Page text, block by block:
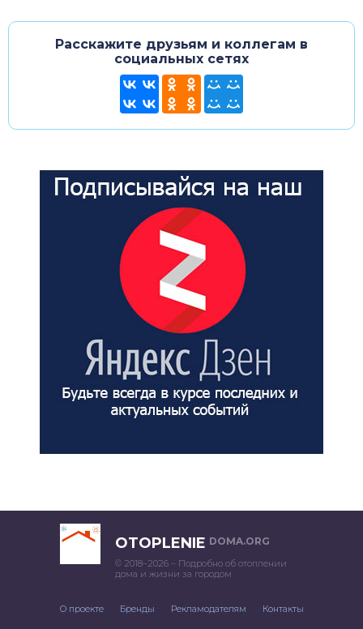
Расскажите друзьям и коллегам в
социальных сетях
OTOPLENIE DOMA.ORG
© 2018–2026 – Подробно об отоплении
дома и жизни за городом
О проекте Бренды Рекламодателям Контакты